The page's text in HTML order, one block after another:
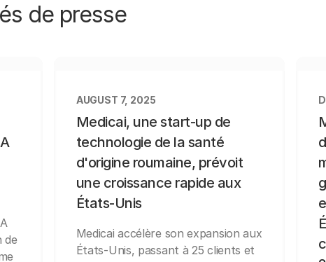
de presse
de
AUGUST 7, 2025
Medicai, une start-up de
technologie de la santé
d'origine roumaine, prévoit
une croissance rapide aux
États-Unis
Medicai accélère son expansion aux
États-Unis, passant à 25 clients et